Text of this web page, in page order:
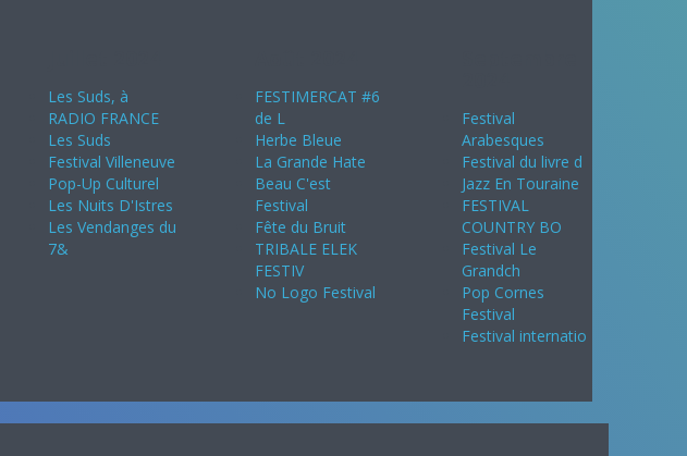
Les Suds, à
RADIO FRANCE
Les Suds
Festival Villeneuve
Pop-Up Culturel
Les Nuits D'Istres
Les Vendanges du
7&
FESTIMERCAT #6
de L
Herbe Bleue
La Grande Hate
Beau C'est
Festival
Fête du Bruit
TRIBALE ELEK
FESTIV
No Logo Festival
Festival
Arabesques
Festival du livre d
Jazz En Touraine
FESTIVAL
COUNTRY BO
Festival Le
Grandch
Pop Cornes
Festival
Festival internatio